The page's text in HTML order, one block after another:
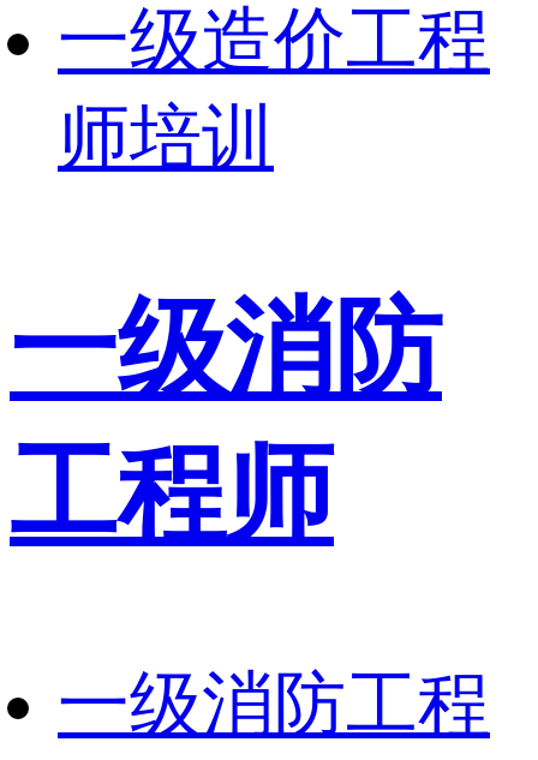
一级造价工程
师培训
一级消防
工程师
一级消防工程